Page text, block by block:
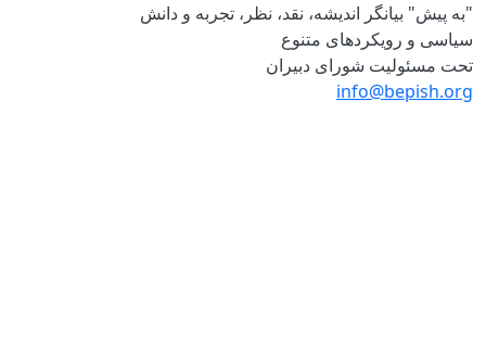
"به پیش" بیانگر اندیشه، نقد، نظر، تجربه و دانش
سیاسی و رویکردهای متنوع
تحت مسئولیت شورای دبیران
info@bepish.org